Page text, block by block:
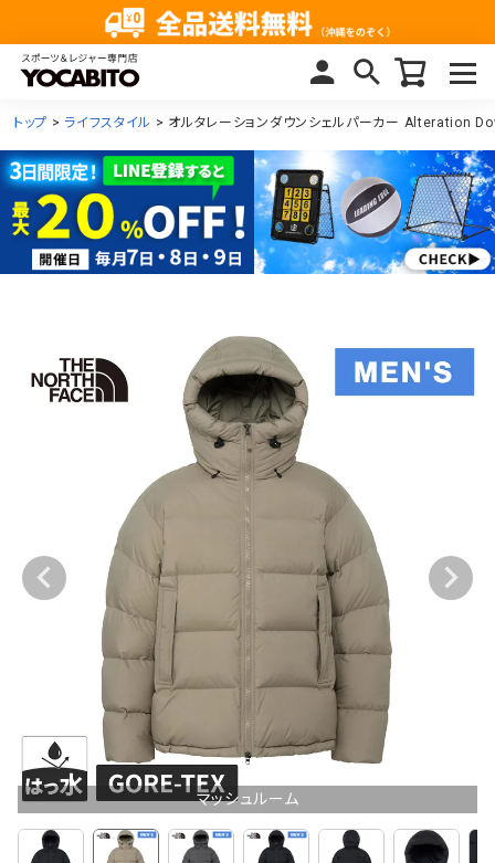
トップ ライフスタイル オルタレーションダウンシェルパーカー Alteration
マッシュルーム